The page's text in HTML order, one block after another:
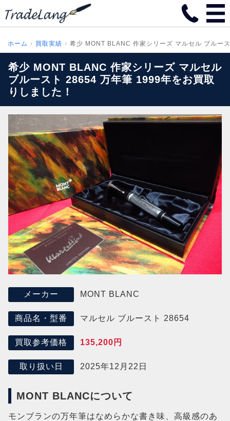
ホーム 買取実績 希少 MONT BLANC 作家シリーズ マルセル ブルー
希少 MONT BLANC 作家シリーズ マルセル
ブルースト 28654 万年筆 1999年をお買取
りしました！
メーカー MONT BLANC
商品名・型番 マルセル ブルースト 28654
買取参考価格 135,200円
取り扱い日 2025年12月22日
MONT BLANCについて
モンブランの万年筆はなめらかな書き味、高級感のあ